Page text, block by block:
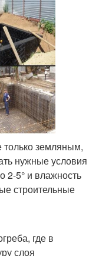
земляным,
нужные условия
2-5° и влажность
строительные
где в
слоя